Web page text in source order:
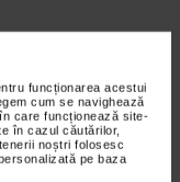
funcționarea acestui
cum se navighează
care funcționează site-
în cazul căutărilor,
noștri folosesc
pe baza
X